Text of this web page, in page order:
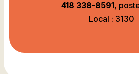
418 338-8591,
Local : 3130